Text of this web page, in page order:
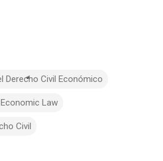
Derecho Civil Económico
Law
Civil